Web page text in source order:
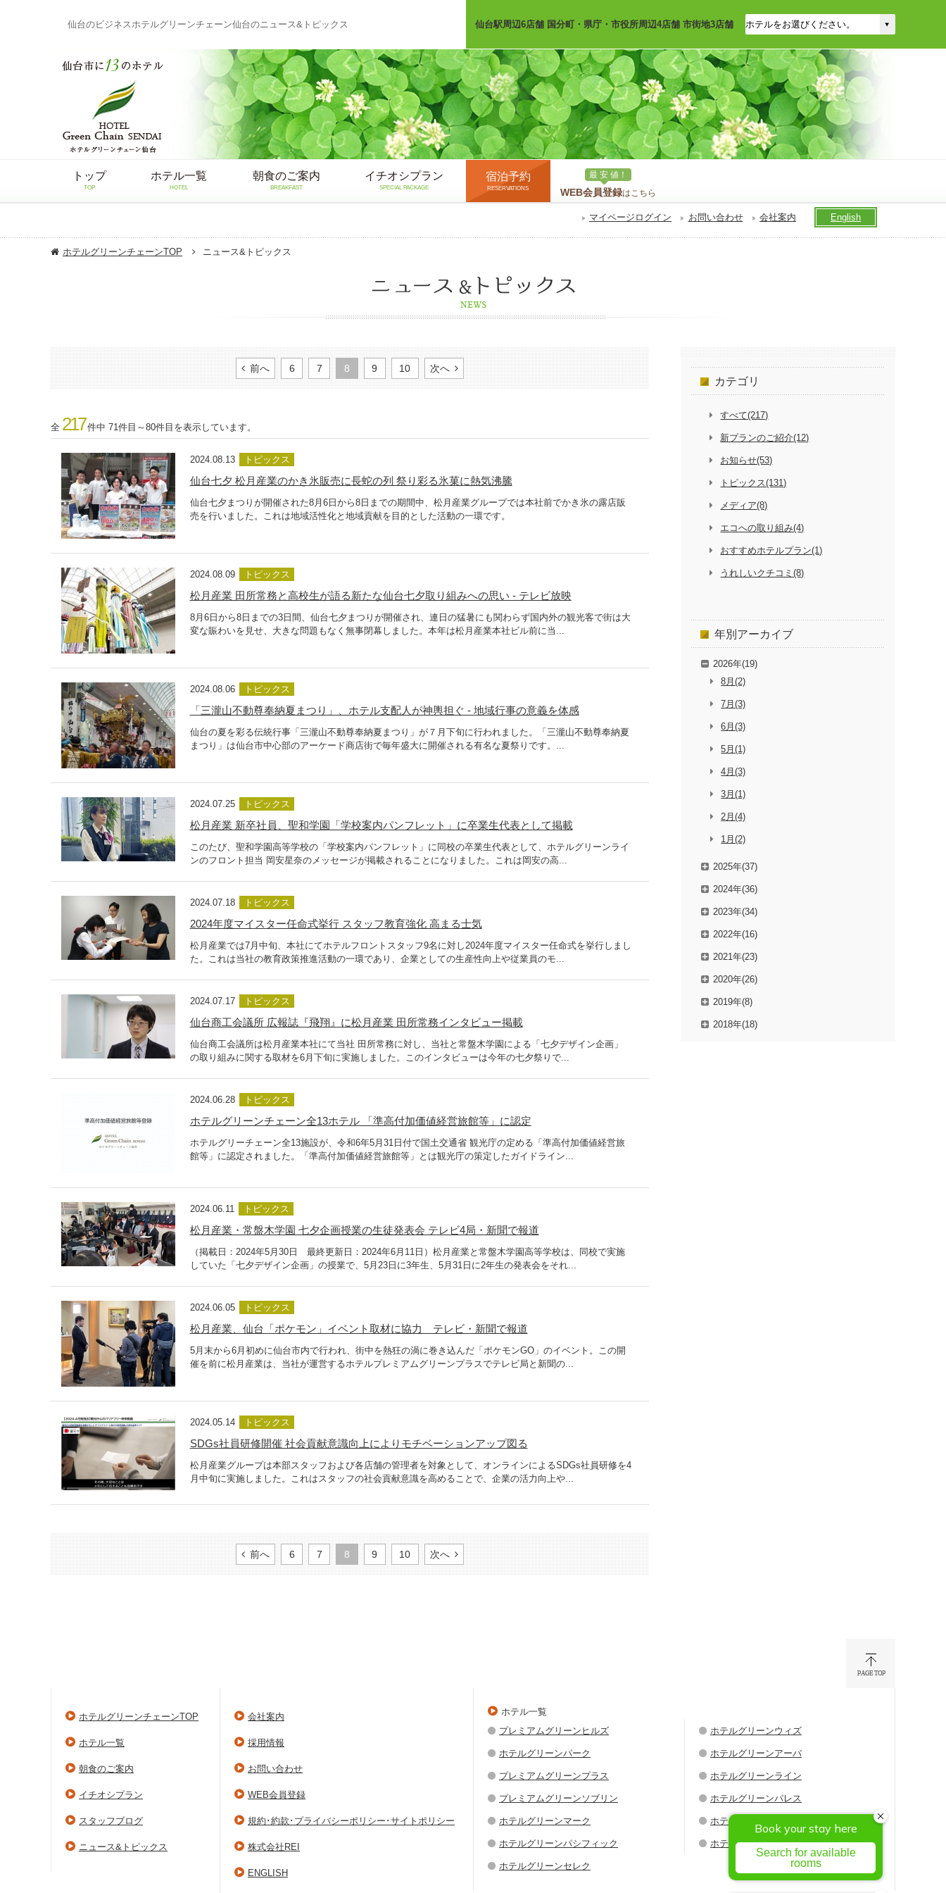
仙台のビジネスホテルグリーンチェーン仙台のニュース&トピックス 仙台駅周辺6店舗 国分町・県庁・市役所周辺4店舗 市街地3店舗
トップ
TOP
ホテル一覧
HOTEL
朝食のご案内
BREAKFAST
イチオシプラン
SPECIAL PACKAGE
宿泊予約
RESERVATIONS
最 安 値！
WEB会員登録はこちら
マイページログイン お問い合わせ 会社案内 English
ホテルグリーンチェーンTOP ニュース&トピックス
前へ 6 7 8 9 10 次へ
全 217件中 71件目～80件目を表示しています。
2024.08.13 トピックス
仙台七夕 松月産業のかき氷販売に長蛇の列 祭り彩る氷菓に熱気沸騰
仙台七夕まつりが開催された8月6日から8日までの期間中、松月産業グループでは本社前でかき氷の露店販
売を行いました。これは地域活性化と地域貢献を目的とした活動の一環です。
2024.08.09 トピックス
松月産業 田所常務と高校生が語る新たな仙台七夕取り組みへの思い - テレビ放映
8月6日から8日までの3日間、仙台七夕まつりが開催され、連日の猛暑にも関わらず国内外の観光客で街は大
変な賑わいを見せ、大きな問題もなく無事閉幕しました。本年は松月産業本社ビル前に当...
2024.08.06 トピックス
「三瀧山不動尊奉納夏まつり」、ホテル支配人が神輿担ぐ - 地域行事の意義を体感
仙台の夏を彩る伝統行事「三瀧山不動尊奉納夏まつり」が７月下旬に行われました。「三瀧山不動尊奉納夏
まつり」は仙台市中心部のアーケード商店街で毎年盛大に開催される有名な夏祭りです。...
2024.07.25 トピックス
松月産業 新卒社員、聖和学園「学校案内パンフレット」に卒業生代表として掲載
このたび、聖和学園高等学校の「学校案内パンフレット」に同校の卒業生代表として、ホテルグリーンライ
ンのフロント担当 岡安星奈のメッセージが掲載されることになりました。これは岡安の高...
2024.07.18 トピックス
2024年度マイスター任命式挙行 スタッフ教育強化 高まる士気
松月産業では7月中旬、本社にてホテルフロントスタッフ9名に対し2024年度マイスター任命式を挙行しまし
た。これは当社の教育政策推進活動の一環であり、企業としての生産性向上や従業員のモ...
2024.07.17 トピックス
仙台商工会議所 広報誌『飛翔』に松月産業 田所常務インタビュー掲載
仙台商工会議所は松月産業本社にて当社 田所常務に対し、当社と常盤木学園による「七夕デザイン企画」
の取り組みに関する取材を6月下旬に実施しました。このインタビューは今年の七夕祭りで...
2024.06.28 トピックス
ホテルグリーンチェーン全13ホテル 「準高付加価値経営旅館等」に認定
ホテルグリーチェーン全13施設が、令和6年5月31日付で国土交通省 観光庁の定める「準高付加価値経営旅
館等」に認定されました。「準高付加価値経営旅館等」とは観光庁の策定したガイドライン...
2024.06.11 トピックス
松月産業・常盤木学園 七夕企画授業の生徒発表会 テレビ4局・新聞で報道
（掲載日：2024年5月30日 最終更新日：2024年6月11日）松月産業と常盤木学園高等学校は、同校で実施
していた「七夕デザイン企画」の授業で、5月23日に3年生、5月31日に2年生の発表会をそれ...
2024.06.05 トピックス
松月産業、仙台「ポケモン」イベント取材に協力 テレビ・新聞で報道
5月末から6月初めに仙台市内で行われ、街中を熱狂の渦に巻き込んだ「ポケモンGO」のイベント。この開
催を前に松月産業は、当社が運営するホテルプレミアムグリーンプラスでテレビ局と新聞の...
2024.05.14 トピックス
SDGs社員研修開催 社会貢献意識向上によりモチベーションアップ図る
松月産業グループは本部スタッフおよび各店舗の管理者を対象として、オンラインによるSDGs社員研修を4
月中旬に実施しました。これはスタッフの社会貢献意識を高めることで、企業の活力向上や...
前へ 6 7 8 9 10 次へ
カテゴリ
すべて(217)
新プランのご紹介(12)
お知らせ(53)
トピックス(131)
メディア(8)
エコへの取り組み(4)
おすすめホテルプラン(1)
うれしいクチコミ(8)
年別アーカイブ
2026年(19)
8月(2)
7月(3)
6月(3)
5月(1)
4月(3)
3月(1)
2月(4)
1月(2)
2025年(37)
2024年(36)
2023年(34)
2022年(16)
2021年(23)
2020年(26)
2019年(8)
2018年(18)
ホテルグリーンチェーンTOP
ホテル一覧
朝食のご案内
イチオシプラン
スタッフブログ
ニュース&トピックス
会社案内
採用情報
お問い合わせ
WEB会員登録
規約･約款･プライバシーポリシー･サイトポリシー
株式会社REI
ENGLISH
ホテル一覧
プレミアムグリーンヒルズ
ホテルグリーンパーク
プレミアムグリーンプラス
プレミアムグリーンソブリン
ホテルグリーンマーク
ホテルグリーンパシフィック
ホテルグリーンセレク
ホテルグリーンウィズ
ホテルグリーンアーバ
ホテルグリーンライン
ホテルグリーンパレス
ホテルグリーンシティ
ホテルグリーンウエル